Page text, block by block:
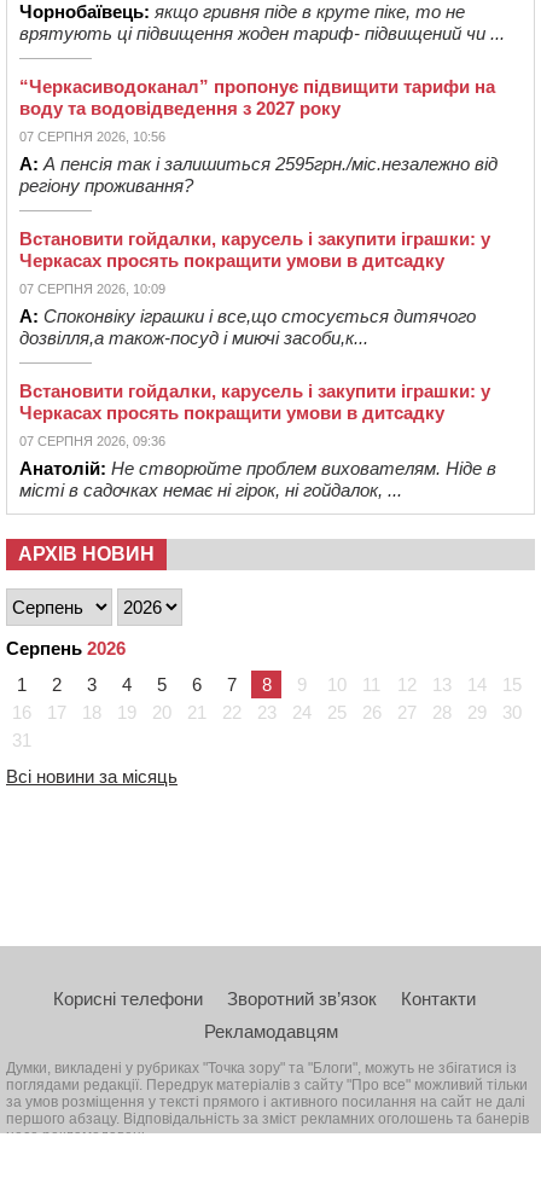
Чорнобаївець: якщо гривня піде в круте піке, то не
врятують ці підвищення жоден тариф- підвищений чи ...
“Черкасиводоканал” пропонує підвищити тарифи на
воду та водовідведення з 2027 року
07 СЕРПНЯ 2026, 10:56
А: А пенсія так і залишиться 2595грн./міс.незалежно від
регіону проживання?
Встановити гойдалки, карусель і закупити іграшки: у
Черкасах просять покращити умови в дитсадку
07 СЕРПНЯ 2026, 10:09
А: Споконвіку іграшки і все,що стосується дитячого
дозвілля,а також-посуд і миючі засоби,к...
Встановити гойдалки, карусель і закупити іграшки: у
Черкасах просять покращити умови в дитсадку
07 СЕРПНЯ 2026, 09:36
Анатолій: Не створюйте проблем вихователям. Ніде в
місті в садочках немає ні гірок, ні гойдалок, ...
АРХІВ НОВИН
Серпень 2026
1
2 3 4 5 6 7 8 9 10 11 12 13 14
15
16
17 18 19 20 21 22 23 24 25 26 27 28 29
30
31
Всі новини за місяць
Корисні телефони Зворотний зв’язок
Контакти
Рекламодавцям
Думки, викладені у рубриках "Точка зору" та "Блоги", можуть не збігатися із
поглядами редакції. Передрук матеріалів з сайту "Про все" можливий тільки
за умов розміщення у тексті прямого і активного посилання на сайт не далі
першого абзацу. Відповідальність за зміст рекламних оголошень та банерів
несе рекламодавець